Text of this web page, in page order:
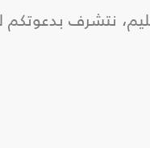
نتشرف بدعوتكم